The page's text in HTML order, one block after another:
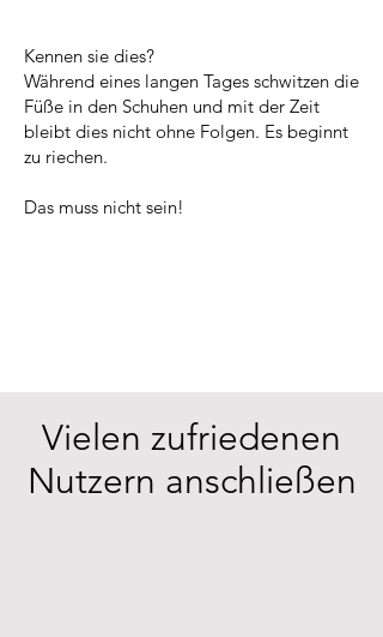
Kennen sie dies?
Während eines langen Tages schwitzen die
Füße in den Schuhen und mit der Zeit
bleibt dies nicht ohne Folgen. Es beginnt
zu riechen.
Das muss nicht sein!
Vielen zufriedenen
Nutzern anschließen